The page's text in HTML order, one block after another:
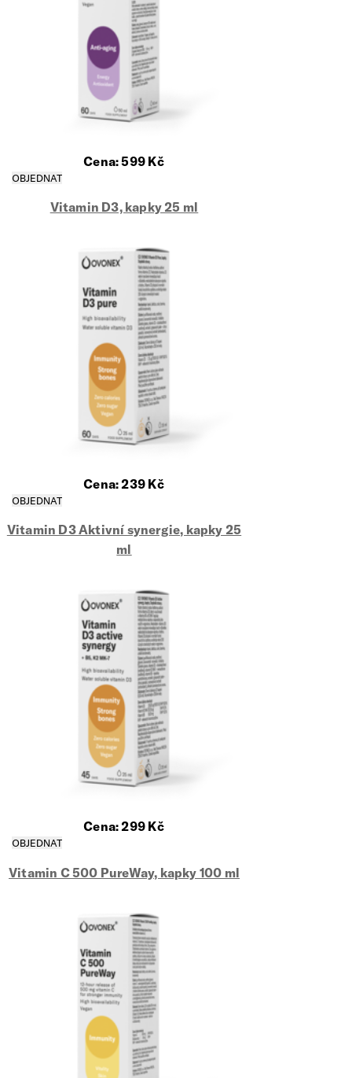
Cena:599 Kč
Vitamin D3, kapky 25 ml
Cena: 239 Kč
Vitamin D3 Aktivní synergie, kapky 25
ml
Cena: 299 Kč
Vitamin C 500 PureWay, kapky 100 ml